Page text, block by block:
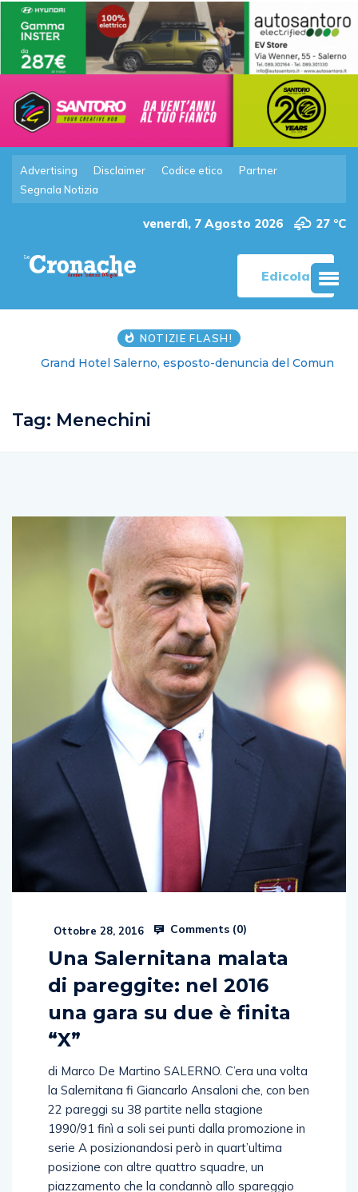
Advertising Disclaimer Codice etico
Partner
Segnala Notizia
venerdì, 7 Agosto 2026 27 °C
Edicola
NOTIZIE FLASH!
Grand Hotel Salerno, esposto-denuncia del Comune
Una Salernitana malata
di pareggite: nel 2016
una gara su due è finita
di Marco De Martino SALERNO. C’era una volta
la Salernitana fi Giancarlo Ansaloni che, con ben
22 pareggi su 38 partite nella stagione
1990/91 finì a soli sei punti dalla promozione in
serie A posizionandosi però in quart’ultima
posizione con altre quattro squadre, un